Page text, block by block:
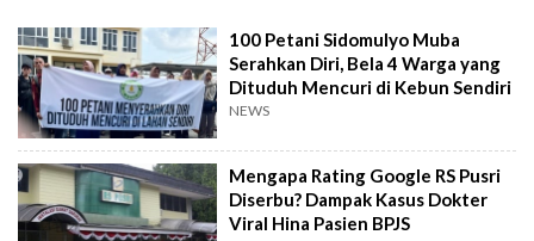
100 Petani Sidomulyo Muba
Serahkan Diri, Bela 4 Warga yang
Dituduh Mencuri di Kebun Sendiri
NEWS
Mengapa Rating Google RS Pusri
Diserbu? Dampak Kasus Dokter
Viral Hina Pasien BPJS